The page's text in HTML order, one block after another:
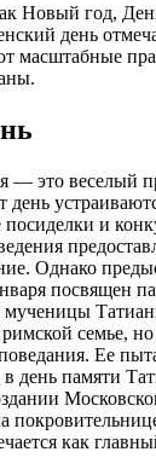
Новый год,
день
масштабные
— это веселый
день
посиделки и
Однако
посвящен
мученицы
семье,
Ее
день памяти
как